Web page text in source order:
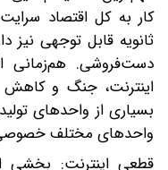
کار به کل اقتصاد
ثانویه قابل ‌توجهی
دست‌فروشی. هم‌زمانی
اینترنت، جنگ و کاهش
بسیاری از واحدهای
واحدهای مختلف
قطعی اینترنت: بخشی